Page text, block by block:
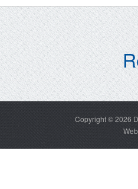
Copyright © 2026